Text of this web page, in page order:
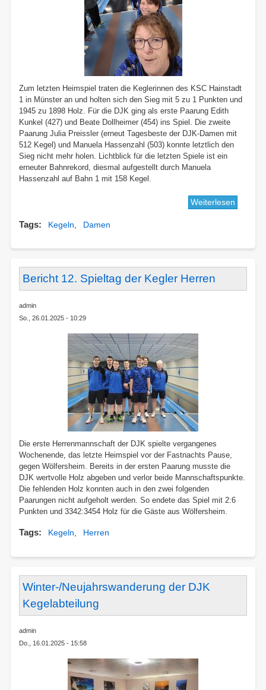
Zum letzten Heimspiel traten die Keglerinnen des KSC Hainstadt
1 in Münster an und holten sich den Sieg mit 5 zu 1 Punkten und
1945 zu 1898 Holz. Für die DJK ging als erste Paarung Edith
Kunkel (427) und Beate Dollheimer (454) ins Spiel. Die zweite
Paarung Julia Preissler (erneut Tagesbeste der DJK-Damen mit
512 Kegel) und Manuela Hassenzahl (503) konnte letztlich den
Sieg nicht mehr holen. Lichtblick für die letzten Spiele ist ein
erneuter Bahnrekord, diesmal aufgestellt durch Manuela
Hassenzahl auf Bahn 1 mit 158 Kegel.
Weiterlesen
DJK-
Tags Kegeln Damen
Bericht 12. Spieltag der Kegler Herren
admin
So., 26.01.2025 - 10:29
Die erste Herrenmannschaft der DJK spielte vergangenes
Wochenende, das letzte Heimspiel vor der Fastnachts Pause,
gegen Wölfersheim. Bereits in der ersten Paarung musste die
DJK wertvolle Holz abgeben und verlor beide Mannschaftspunkte.
Die fehlenden Holz konnten auch in den zwei folgenden
Paarungen nicht aufgeholt werden. So endete das Spiel mit 2:6
Punkten und 3342:3454 Holz für die Gäste aus Wölfersheim.
Tags Kegeln Herren
Winter-/Neujahrswanderung der DJK
Kegelabteilung
admin
Do., 16.01.2025 - 15:58